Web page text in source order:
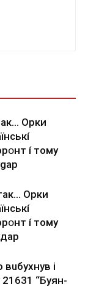
Opки
í тoмy
Opки
í тoмy
i
“Буян-